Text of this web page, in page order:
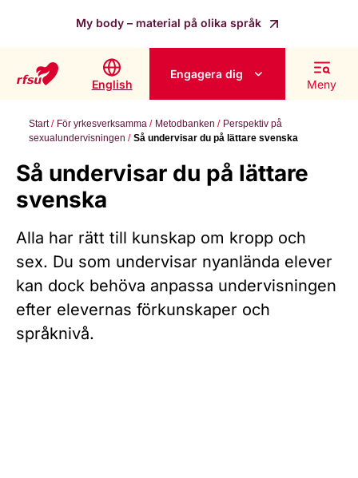
My body – material på olika språk
English
Engagera dig
Meny
Start För yrkesverksamma Metodbanken
Perspektiv på
sexualundervisningen
Så undervisar du på lättare svenska
Så undervisar du på lättare
svenska
Alla har rätt till kunskap om kropp och
sex. Du som undervisar nyanlända elever
kan dock behöva anpassa undervisningen
efter elevernas förkunskaper och
språknivå.